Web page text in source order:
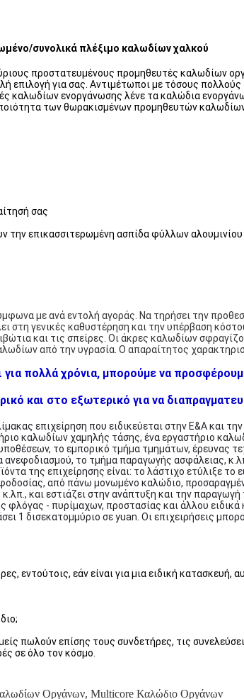
συνολικά πλέξιμο καλωδίων χαλκού
προστατευμένους προμηθευτές καλωδίων
επιλογή για σας. Αντιμέτωποι με τόσους
καλωδίων ενοργάνωσης λένε τα καλώδια
των θωρακισμένων προμηθευτών
σας
επικασσιτερωμένη ασπίδα φύλλων αλουμινίου
με ανά εντολή αγοράς. Να τηρήσει την
στη γενικές καθυστέρηση και την υπέρβαση
και τις σπείρες. Οι άκρες καλωδίων
από την υγρασία. Ο απαραίτητος
για πολλά χρόνια, μπορούμε να
και στο εξωτερικό για να
επιχείρηση που ειδικεύεται στην Ε&Α και
καλωδίων χαμηλής τάσης, ένα εργαστήριο
το εμπορικό τμήμα τμημάτων, έρευνας
το τμήμα παραγωγής ασφάλειας,
της επιχείρησης είναι: το λάστιχο ετύλιξε
από πάνω μονωμένο καλώδιο,
και εστιάζει στην ανάπτυξη και την
- πυρίμαχων, προστασίας και άλλου
1 δισεκατομμύριο σε yuan. Οι επιχειρήσεις
εντούτοις, εάν είναι για μια ειδική κατασκευή,
πωλούν επίσης τους συνδετήρες, τις
σε όλο τον κόσμο.
Οργάνων, Multicore Καλώδιο Οργάνων